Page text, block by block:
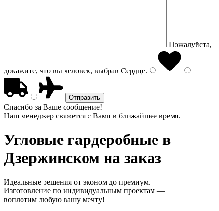
Пожалуйста,
докажите, что вы человек, выбрав Сердце.
Спасибо за Ваше сообщение!
Наш менеджер свяжется с Вами в ближайшее время.
Угловые гардеробные в
Дзержинском на заказ
Идеальные решения от эконом до премиум.
Изготовление по индивидуальным проектам —
воплотим любую вашу мечту!